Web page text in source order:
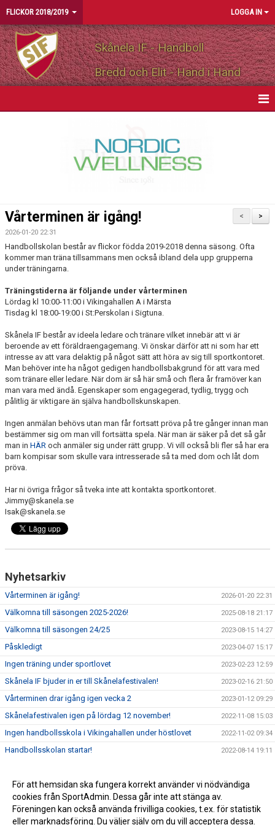
FLICKOR 2018/2019 LOGGA IN
Skånela IF - Handboll
Bredd och Elit - Hand i Hand
TRUPPEN
BILDGALLERI
KONTAKT
>
<
Vårterminen är igång!
2026-01-20 22:31
Handbollskolan består av flickor födda 2019-2018 denna säsong. Ofta
kommer man träna tillsammans men också ibland dela upp grupperna
under träningarna.
Träningstiderna är följande under vårterminen
Lördag kl 10:00-11:00 i Vikingahallen A i Märsta
Tisdag kl 18:00-19:00 i St:Perskolan i Sigtuna.
Skånela IF består av ideela ledare och tränare vilket innebär att vi är
beroende av ett föräldraengagemang. Vi önskar därför att ni som har ett
intresse av att vara delaktig på något sätt att höra av sig till sportkontoret.
Man behöver inte ha något gedigen handbollsbakgrund för att vara med
som tränare eller ledare. När dom är så här små och flera år framöver kan
man vara med ändå. Egenskaper som engagegerad, tydlig, trygg och
pålitlig är viktigare än själva handbollskunskapen.
Ingen anmälan behövs utan man får fortsatt pröva på tre gånger innan man
bestämmer sig om man vill fortsätta spela. När man är säker på det så går
man in HÄR och anmäler sig under rätt grupp. Vi vill också bli fler så har era
barn kompisar som skulle vara intresserade så ta med dom och låt dom
pröva.
Har ni övriga frågor så tveka inte att kontakta sportkontoret.
Jimmy@skanela.se
Isak@skanela.se
Nyhetsarkiv
Vårterminen är igång! 2026-01-20 22:31
Välkomna till säsongen 2025-2026! 2025-08-18 21:17
Välkomna till säsongen 24/25 2023-08-15 14:27
Påskledigt 2023-04-07 15:17
Ingen träning under sportlovet 2023-02-23 12:59
Skånela IF bjuder in er till Skånelafestivalen! 2023-02-16 21:50
Vårterminen drar igång igen vecka 2 2023-01-12 09:29
Skånelafestivalen igen på lördag 12 november! 2022-11-08 15:03
Ingen handbollsskola i Vikingahallen under höstlovet 2022-11-02 09:34
Handbollsskolan startar! 2022-08-14 19:11
För att hemsidan ska fungera korrekt använder vi nödvändiga
cookies från SportAdmin. Dessa går inte att stänga av.
Föreningen kan också använda frivilliga cookies, t.ex. för statistik
eller marknadsföring. Du väljer själv om du vill acceptera dessa.